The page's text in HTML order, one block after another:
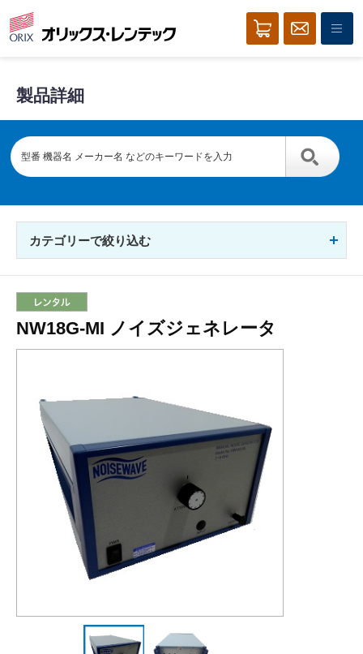
製品詳細
カテゴリーで絞り込む
NW18G-MI ノイズジェネレータ